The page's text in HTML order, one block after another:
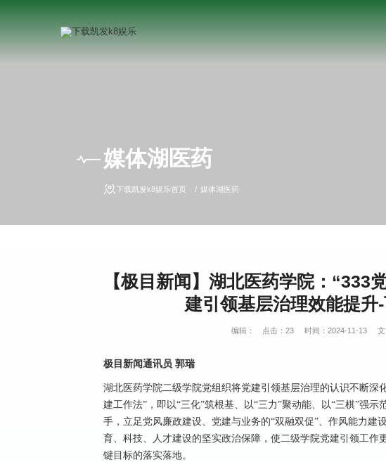
媒体湖医药
下载凯发k8娱乐首页 媒体湖医药
【极目新闻】湖北医药学院：“333
建引领基层治理效能提升
编辑： 点击： 23 时间：2024-11-13
极目新闻通讯员 郭瑞
湖北医药学院二级学院党组织将党建引领基层治理的认识不断深
建工作法”，即以“三化”筑根基、以“三力”聚动能、以“三棋”强
手，立足党风廉政建设、党建与业务的“双融双促”、作风能力建
育、科技、人才建设的坚实政治保障，使二级学院党建引领工作
键目标的落实落地。